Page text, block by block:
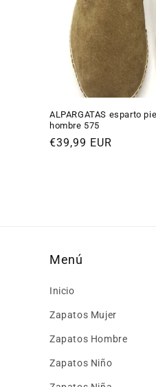
ALPARGATAS esparto
hombre 575
Precio
€39,99 EUR
Menú
Inicio
Zapatos Mujer
Zapatos Hombre
Zapatos Niño